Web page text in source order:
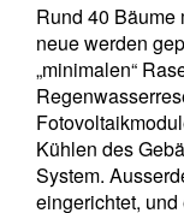
Rund 40 Bäume
neue werden
„minimalen“
Kühlen des
System.
eingerichtet,